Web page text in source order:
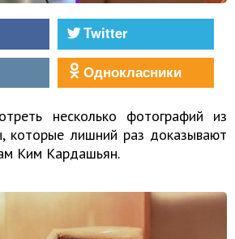
Twitter
Однокласники
несколько фотографий из
которые лишний раз доказывают
Ким Кардашьян.